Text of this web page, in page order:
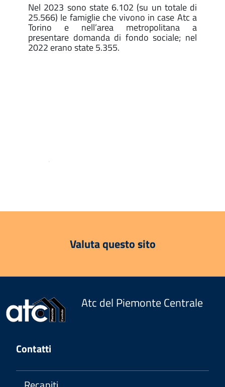
Nel 2023 sono state 6.102 (su un totale di
25.566) le famiglie che vivono in case Atc a
Torino e nell’area metropolitana a
presentare domanda di fondo sociale; nel
2022 erano state 5.355.
.
Valuta questo sito
Atc del Piemonte Centrale
Contatti